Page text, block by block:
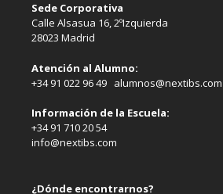
Sede Corporativa
Calle Alsasua 16, 2ºIzquierda
28023 Madrid
Atención al Alumno:
+34 91 022 96 49 alumnos@nextibs.com
Información de la Escuela:
+34 91 710 20 54
info@nextibs.com
¿Dónde encontrarnos?